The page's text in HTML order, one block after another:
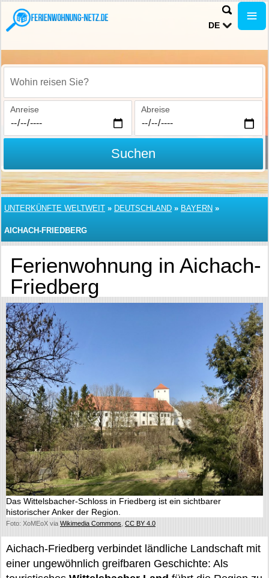
DE
Wohin reisen Sie?
Anreise Abreise
Suchen
UNTERKÜNFTE WELTWEIT » DEUTSCHLAND » BAYERN »
AICHACH-FRIEDBERG
Ferienwohnung in Aichach-
Friedberg
Das Wittelsbacher-Schloss in Friedberg ist ein sichtbarer
historischer Anker der Region.
Foto: XoMEoX via Wikimedia Commons CC BY 4.0
Aichach-Friedberg verbindet ländliche Landschaft mit
einer ungewöhnlich greifbaren Geschichte: Als